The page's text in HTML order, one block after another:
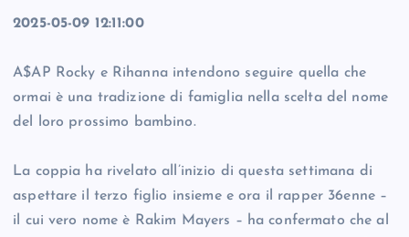
2025-05-09 12:11:00
A$AP Rocky e Rihanna intendono seguire quella che
ormai è una tradizione di famiglia nella scelta del nome
del loro prossimo bambino.
La coppia ha rivelato all’inizio di questa settimana di
aspettare il terzo figlio insieme e ora il rapper 36enne –
il cui vero nome è Rakim Mayers – ha confermato che al